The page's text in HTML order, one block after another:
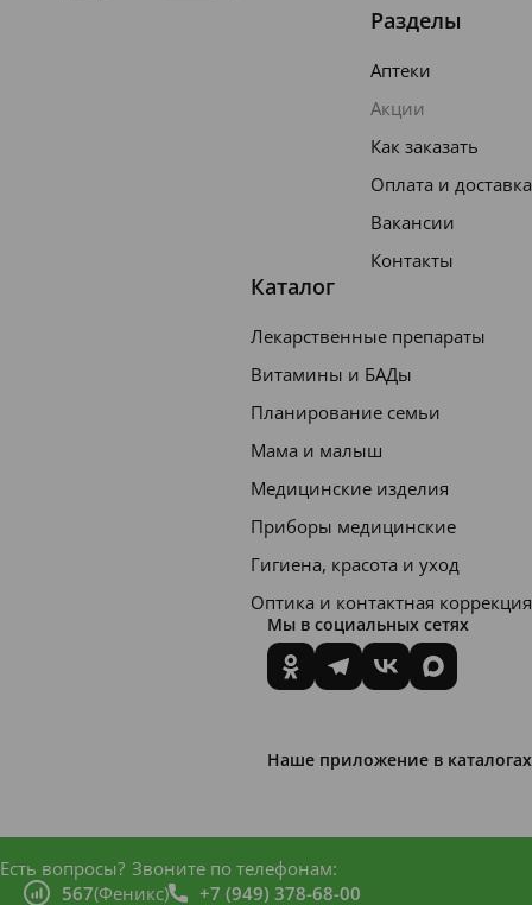
Разделы
Аптеки
Акции
Как заказать
Оплата и доставка
Вакансии
Контакты
Каталог
Лекарственные препараты
Витамины и БАДы
Планирование семьи
Мама и малыш
Медицинские изделия
Приборы медицинские
Гигиена, красота и уход
Оптика и контактная коррекция
Мы в социальных сетях
Наше приложение в каталогах
Есть вопросы? Звоните по телефонам:
567(Феникс) +7 (949) 378-68-00